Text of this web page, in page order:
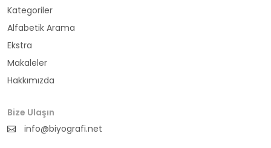
Kategoriler
Alfabetik Arama
Ekstra
Makaleler
Hakkımızda
Bize Ulaşın
info@biyografi.net